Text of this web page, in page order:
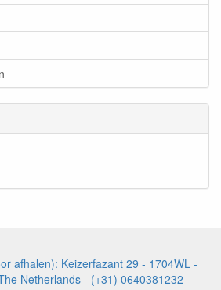
afhalen): Keizerfazant 29 - 1704WL -
Netherlands - (+31) 0640381232